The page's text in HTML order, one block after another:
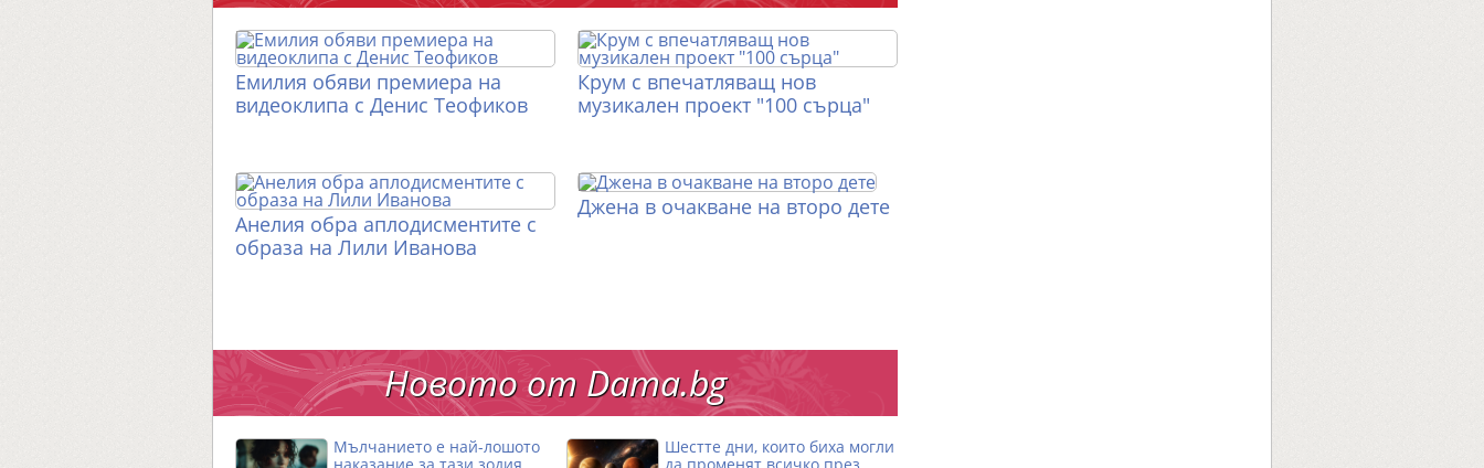
Емилия обяви премиера на
видеоклипа с Денис Теофиков
Крум с впечатляващ нов
музикален проект "100 сърца"
Анелия обра аплодисментите с
образа на Лили Иванова
Джена в очакване на второ дете
Новото от Dama.bg
Мълчанието е най-лошото
Шестте дни, които биха могли